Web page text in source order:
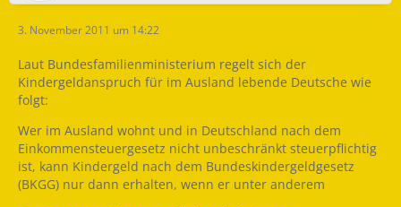
3. November 2011 um 14:22
Laut Bundesfamilienministerium regelt sich der
Kindergeldanspruch für im Ausland lebende Deutsche wie
folgt:
Wer im Ausland wohnt und in Deutschland nach dem
Einkommensteuergesetz nicht unbeschränkt steuerpflichtig
ist, kann Kindergeld nach dem Bundeskindergeldgesetz
(BKGG) nur dann erhalten, wenn er unter anderem